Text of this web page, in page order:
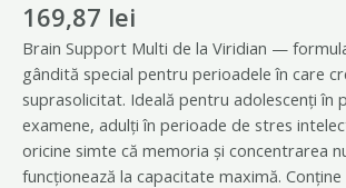
169,87 lei
Brain Support Multi de la Viridian —
gândită special pentru perioadele în care
suprasolicitat. Ideală pentru adolescenți în
examene, adulți în perioade de stres
oricine simte că memoria și concentrarea
funcționează la capacitate maximă. Conține